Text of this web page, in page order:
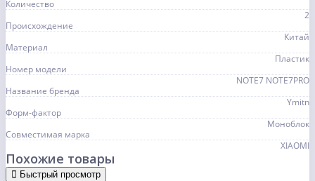
Количество
2
Происхождение
Китай
Материал
Пластик
Номер модели
NOTE7 NOTE7PRO
Название бренда
Ymitn
Форм-фактор
Моноблок
Совместимая марка
XIAOMI
Похожие товары
Быстрый просмотр